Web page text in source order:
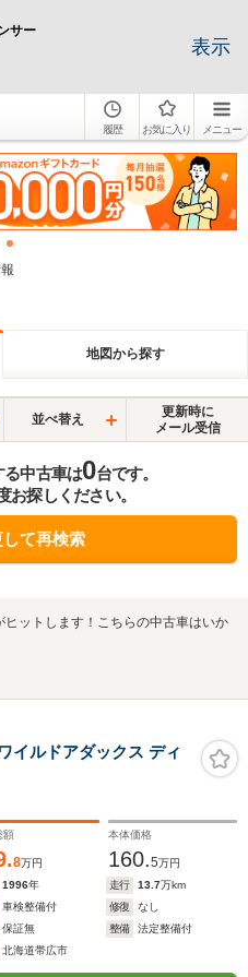
サー
表示
履歴 お気に入り メニュー
地図から探す
並べ替え
更新時に
メール受信
る中古車は0台です。
お探しください。
て再検索
ットします！こちらの中古車はいか
イルドアダックス ディ
額
8万円
本体価格
160.5万円
1996年 走行 13.7万km
車検整備付 修復
なし
保証無 整備
法定整備付
北海道帯広市